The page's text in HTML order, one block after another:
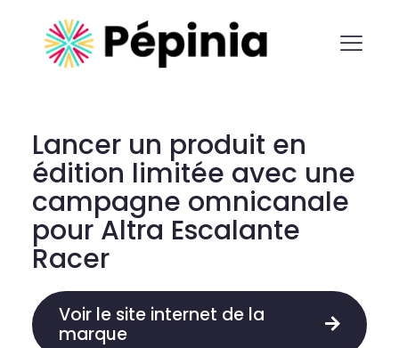
Lancer un produit en
édition limitée avec une
campagne omnicanale
pour Altra Escalante
Racer
Voir le site internet de la
marque